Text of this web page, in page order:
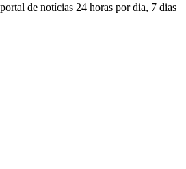
de notícias 24 horas por dia, 7 dias